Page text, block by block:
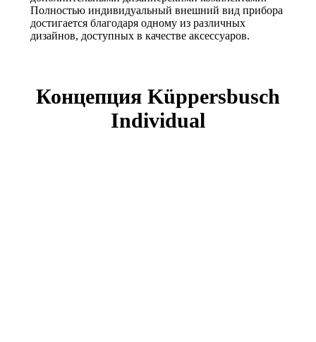
Полностью индивидуальный внешний вид прибора
достигается благодаря одному из различных
дизайнов, доступных в качестве аксессуаров.
Концепция Küppersbusch
Individual